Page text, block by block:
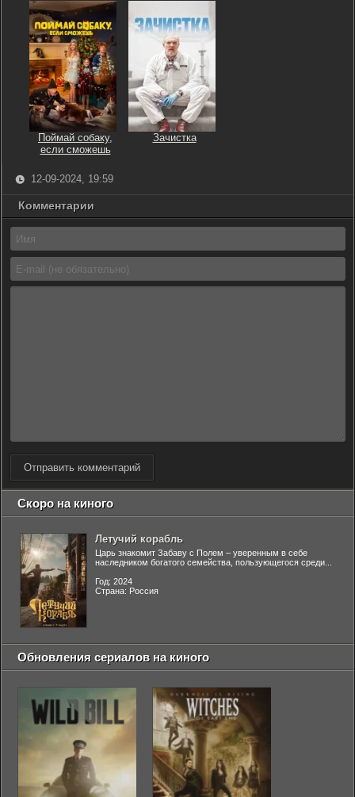
Поймай собаку,
если сможешь
Зачистка
12-09-2024, 19:59
Комментарии
Отправить комментарий
Скоро на киного
Летучий корабль
Царь знакомит Забаву с Полем – уверенным в себе
наследником богатого семейства, пользующегося среди...
Год: 2024
Страна: Россия
Обновления сериалов на киного